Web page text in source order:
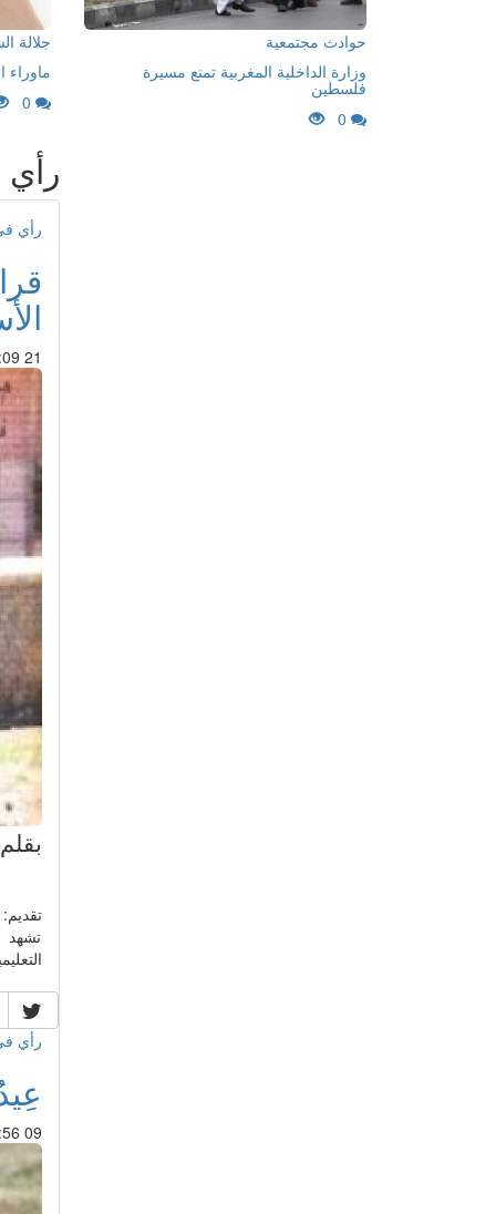
جلالة
ماوراء
حوادث مجتمعية
وزارة الداخلية المغربية تمنع مسيرة
فلسطين
رأي
21 Apr 2019 : 17:09
تقديم:
تشهد
رأي
09 Mar 2019 : 03:56